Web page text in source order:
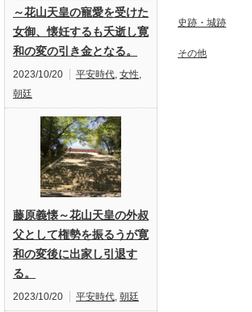
～花山天皇の寵愛を受けた
女御、懐妊するも夭逝し寛
和の変の引き金となる。
2023/10/20 平安時代, 女性,
朝廷
藤原義懐～花山天皇の外叔
父として権勢を振るうが寛
和の変後に出家し引退す
る。
2023/10/20 平安時代, 朝廷
史跡・城跡
その他